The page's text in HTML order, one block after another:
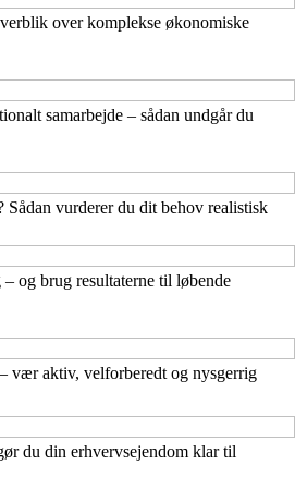
over komplekse økonomiske
samarbejde – sådan undgår du
vurderer du dit behov realistisk
og brug resultaterne til løbende
vær aktiv, velforberedt og nysgerrig
du din erhvervsejendom klar til